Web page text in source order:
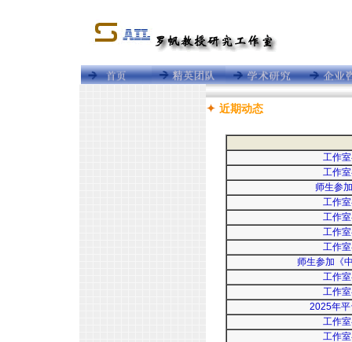
近期动态
工作
工作
师生参
工作
工作
工作
工作
师生参加《
工作
工作
2025年
工作
工作